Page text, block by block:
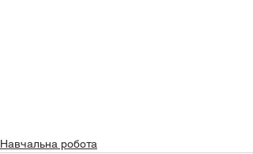
Навчальна робота